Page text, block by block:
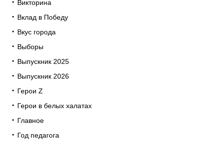
Викторина
Вклад в Победу
Вкус города
Выборы
Выпускник 2025
Выпускник 2026
Герои Z
Герои в белых халатах
Главное
Год педагога